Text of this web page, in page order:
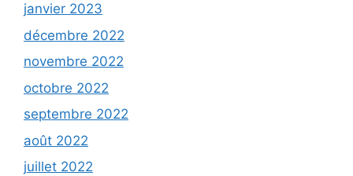
janvier 2023
décembre 2022
novembre 2022
octobre 2022
septembre 2022
août 2022
juillet 2022